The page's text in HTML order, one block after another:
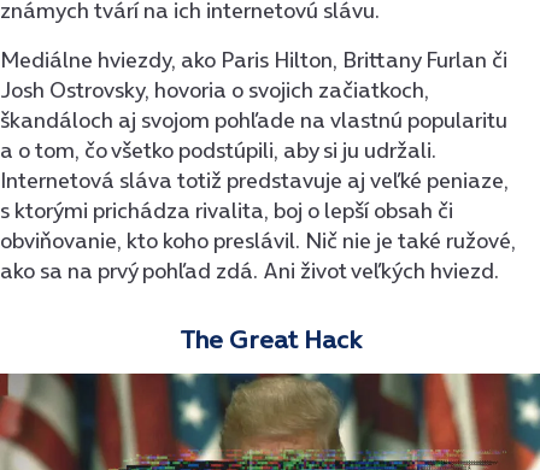
známych tvárí na ich internetovú slávu.
Mediálne hviezdy, ako Paris Hilton, Brittany Furlan či
Josh Ostrovsky, hovoria o svojich začiatkoch,
škandáloch aj svojom pohľade na vlastnú popularitu
a o tom, čo všetko podstúpili, aby si ju udržali.
Internetová sláva totiž predstavuje aj veľké peniaze,
s ktorými prichádza rivalita, boj o lepší obsah či
obviňovanie, kto koho preslávil. Nič nie je také ružové,
ako sa na prvý pohľad zdá. Ani život veľkých hviezd.
The Great Hack